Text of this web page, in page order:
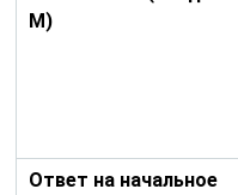
M)
Ответ на начальное